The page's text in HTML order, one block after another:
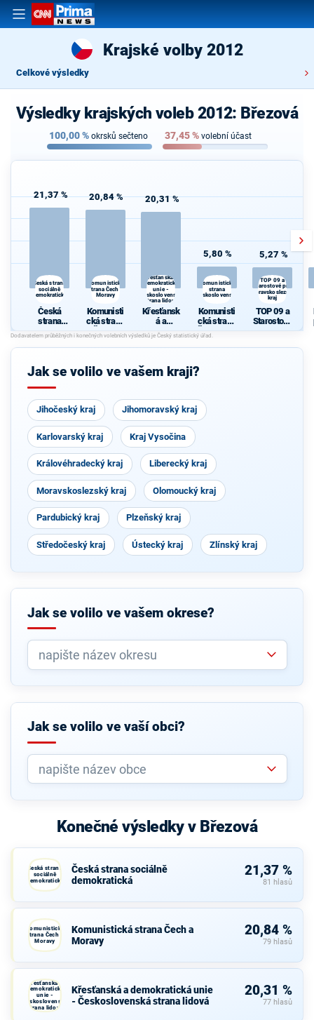
Krajské volby 2012
Celkové výsledky
Výsledky krajských voleb 2012: Březová
100,00% okrsků sečteno 37,45% volební účast
21,37 %
Česká strana
sociálně
demokratická
Česká
strana
sociálně
demokrati
cká
20,84 %
Komunistická
strana Čech a
Moravy
Komunisti
cká strana
Čech a
Moravy
20,31 %
Křesťanská a
demokratická
unie -
Československá
strana lidová
Křesťansk
á a
demokrati
cká unie -
Českoslov
strana
5,80 %
Komunistická
strana
Československa
Komunisti
cká strana
Českoslov
enska
5,27 %
TOP 09 a
Starostové pro
Moravskoslezský
kraj
TOP 09 a
Starostové
pro
slezský
Jak se volilo ve vašem kraji?
Jihočeský kraj Jihomoravský kraj
Karlovarský kraj Kraj Vysočina
Královéhradecký kraj Liberecký kraj
Moravskoslezský kraj Olomoucký kraj
Pardubický kraj Plzeňský kraj
Středočeský kraj Ústecký kraj Zlínský kraj
Jak se volilo ve vašem okrese?
Jak se volilo ve vaší obci?
Konečné výsledky v Březová
Česká strana
sociálně
demokratická
Česká strana sociálně
demokratická
21,37 %
81 hlasů
Komunistická
strana Čech a
Moravy
Komunistická strana Čech a
Moravy
20,84 %
79 hlasů
Křesťanská a
demokratická
unie -
Československá
strana lidová
Křesťanská a demokratická unie
- Československá strana lidová
20,31 %
77 hlasů